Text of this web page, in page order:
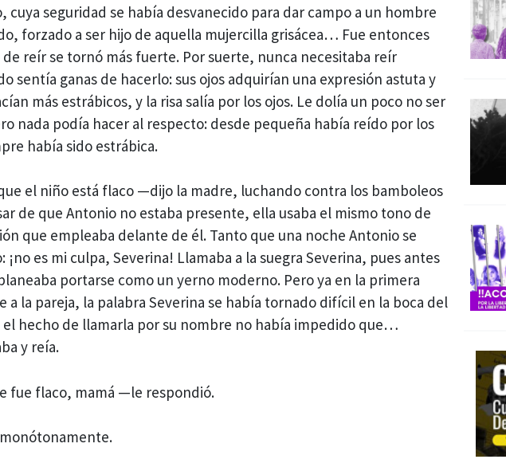
cuya seguridad se había desvanecido para dar campo a un hombre
forzado a ser hijo de aquella mujercilla grisácea… Fue entonces
de reír se tornó más fuerte. Por suerte, nunca necesitaba reír
sentía ganas de hacerlo: sus ojos adquirían una expresión astuta y
más estrábicos, y la risa salía por los ojos. Le dolía un poco no ser
nada podía hacer al respecto: desde pequeña había reído por los
había sido estrábica.
el niño está flaco —dijo la madre, luchando contra los bamboleos
de que Antonio no estaba presente, ella usaba el mismo tono de
que empleaba delante de él. Tanto que una noche Antonio se
¡no es mi culpa, Severina! Llamaba a la suegra Severina, pues antes
portarse como un yerno moderno. Pero ya en la primera
a la pareja, la palabra Severina se había tornado difícil en la boca del
el hecho de llamarla por su nombre no había impedido que…
y reía.
fue flaco, mamá —le respondió.